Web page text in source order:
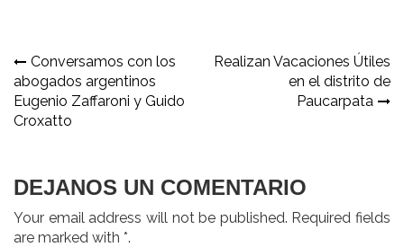
Navegación
de
entradas
Conversamos con los
abogados argentinos
Eugenio Zaffaroni y Guido
Croxatto
Realizan Vacaciones Útiles
en el distrito de
Paucarpata
DEJANOS UN COMENTARIO
Your email address will not be published. Required fields
are marked with *.